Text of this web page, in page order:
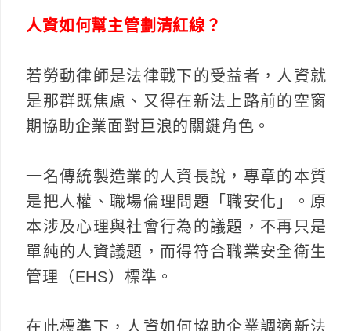
人資如何幫主管劃清紅線？
若勞動律師是法律戰下的受益者，人資就
是那群既焦慮、又得在新法上路前的空窗
期協助企業面對巨浪的關鍵角色。
一名傳統製造業的人資長說，專章的本質
是把人權、職場倫理問題「職安化」。原
本涉及心理與社會行為的議題，不再只是
單純的人資議題，而得符合職業安全衛生
管理（EHS）標準。
在此標準下，人資如何協助企業調適新法